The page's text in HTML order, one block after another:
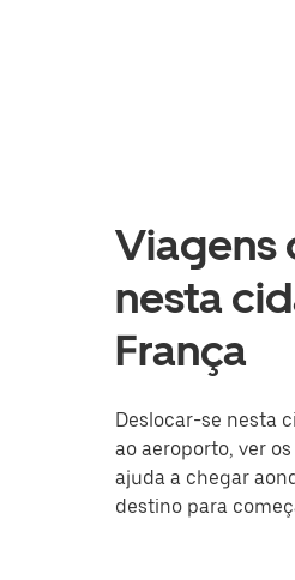
Viagens
nesta
França
Deslocar-se nesta
ao aeroporto, ver
ajuda a chegar
destino para